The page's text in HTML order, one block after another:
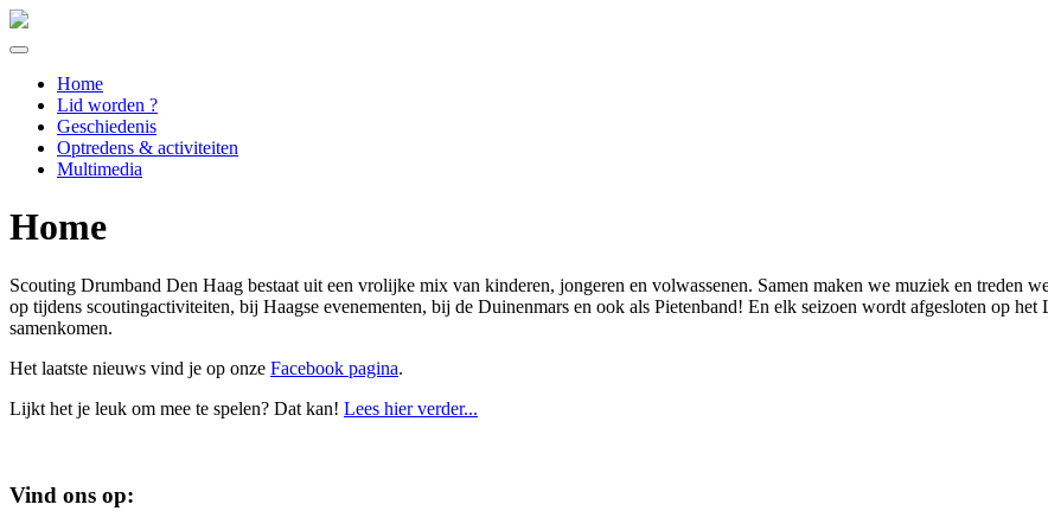
Home
Lid worden ?
Geschiedenis
Optredens & activiteiten
Multimedia
Home
Scouting Drumband Den Haag bestaat uit een vrolijke mix van kinderen, jongeren en volwassenen. Samen maken we muziek en treden
op tijdens scoutingactiviteiten, bij Haagse evenementen, bij de Duinenmars en ook als Pietenband! En elk seizoen wordt afgesloten op
samenkomen.
Het laatste nieuws vind je op onze Facebook pagina.
Lijkt het je leuk om mee te spelen? Dat kan! Lees hier verder...
Vind ons op: